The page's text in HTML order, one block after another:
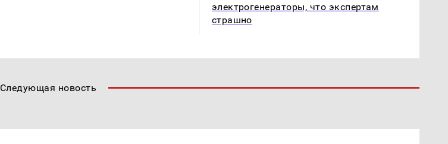
электрогенераторы, что экспертам
страшно
Следующая новость